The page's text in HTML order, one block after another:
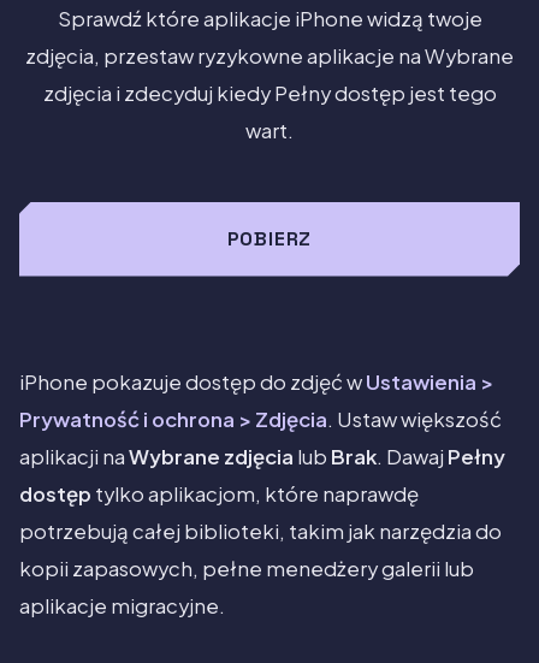
Sprawdź które aplikacje iPhone widzą twoje
zdjęcia, przestaw ryzykowne aplikacje na Wybrane
zdjęcia i zdecyduj kiedy Pełny dostęp jest tego
wart.
POBIERZ
iPhone pokazuje dostęp do zdjęć wUstawienia >
Prywatność i ochrona > Zdjęcia. Ustaw większość
aplikacji naWybrane zdjęcia lub Brak. Dawaj Pełny
dostęp tylko aplikacjom, które naprawdę
potrzebują całej biblioteki, takim jak narzędzia do
kopii zapasowych, pełne menedżery galerii lub
aplikacje migracyjne.